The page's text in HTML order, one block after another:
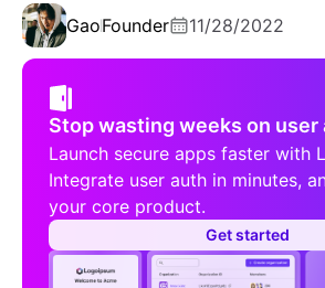
GaoFounder 11/28/2022
Stop wasting weeks on user
Launch secure apps faster with
Integrate user auth in minutes,
your core product.
Get started